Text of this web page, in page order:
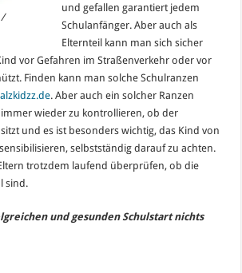
/
und gefallen garantiert jedem
Schulanfänger. Aber auch als
Elternteil kann man sich sicher
vor Gefahren im Straßenverkehr oder vor
Finden kann man solche Schulranzen
. Aber auch ein solcher Ranzen
wieder zu kontrollieren, ob der
und es ist besonders wichtig, das Kind von
selbstständig darauf zu achten.
trotzdem laufend überprüfen, ob die
sind.
und gesunden Schulstart nichts